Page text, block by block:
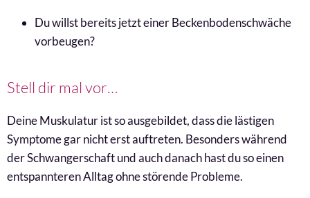
Du willst bereits jetzt einer Beckenbodenschwäche
vorbeugen?
Stell dir mal vor…
Deine Muskulatur ist so ausgebildet, dass die lästigen
Symptome gar nicht erst auftreten. Besonders während
der Schwangerschaft und auch danach hast du so einen
entspannteren Alltag ohne störende Probleme.